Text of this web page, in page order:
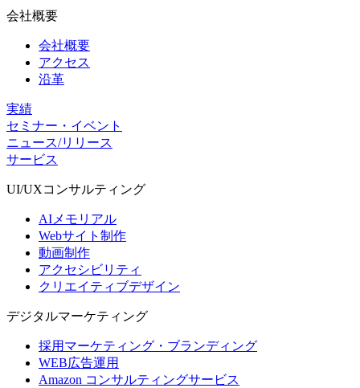
会社概要
会社概要
アクセス
沿革
実績
セミナー・イベント
ニュース/リリース
サービス
UI/UXコンサルティング
AIメモリアル
Webサイト制作
動画制作
アクセシビリティ
クリエイティブデザイン
デジタルマーケティング
採用マーケティング・ブランディング
WEB広告運用
Amazon コンサルティングサービス